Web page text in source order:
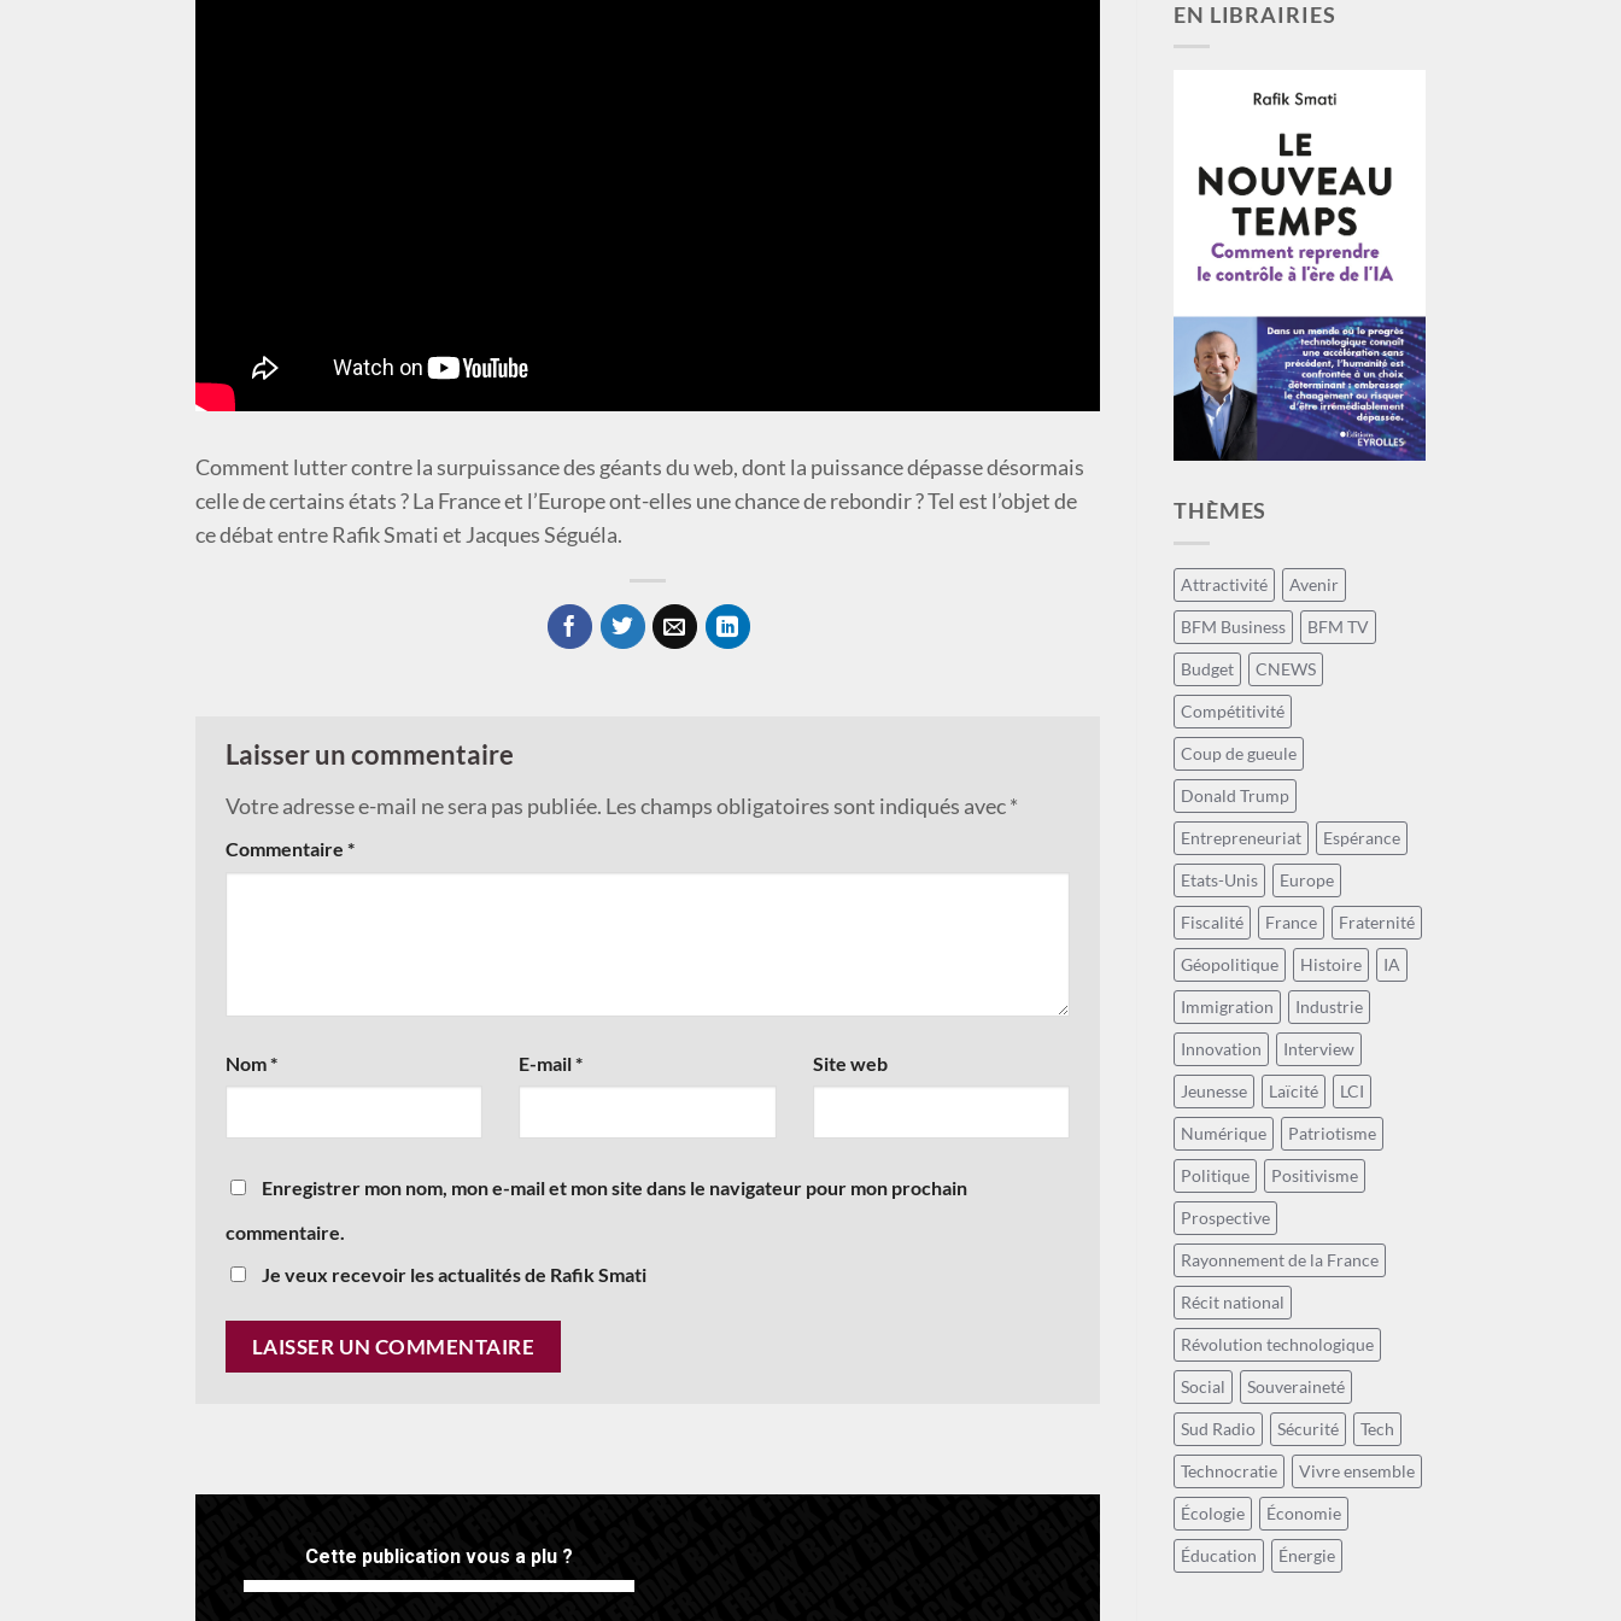
Comment lutter contre la surpuissance des géants du web, dont la puissance dépasse désormais
celle de certains états ? La France et l’Europe ont-elles une chance de rebondir ? Tel est l’objet de
ce débat entre Rafik Smati et Jacques Séguéla.
Laisser un commentaire
Votre adresse e-mail ne sera pas publiée. Les champs obligatoires sont indiqués avec*
Commentaire *
Nom* E-mail* Site web
Enregistrer mon nom, mon e-mail et mon site dans le navigateur pour mon prochain
commentaire.
Je veux recevoir les actualités de Rafik Smati
Cette publication vous a plu ?
EN LIBRAIRIES
THÈMES
Attractivité Avenir
BFM Business BFM TV
Budget CNEWS
Compétitivité
Coup de gueule
Donald Trump
Entrepreneuriat Espérance
Etats-Unis Europe
Fiscalité France Fraternité
Géopolitique Histoire IA
Immigration Industrie
Innovation Interview
Jeunesse Laïcité LCI
Numérique Patriotisme
Politique Positivisme
Prospective
Rayonnement de la France
Récit national
Révolution technologique
Social Souveraineté
Sud Radio Sécurité Tech
Technocratie Vivre ensemble
Écologie Économie
Éducation Énergie